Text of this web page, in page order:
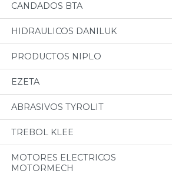
CANDADOS BTA
HIDRAULICOS DANILUK
PRODUCTOS NIPLO
EZETA
ABRASIVOS TYROLIT
TREBOL KLEE
MOTORES ELECTRICOS
MOTORMECH